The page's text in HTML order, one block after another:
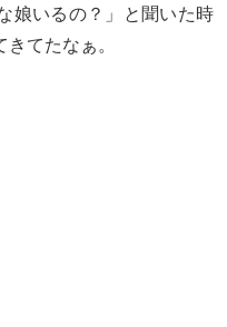
娘いるの？」と聞いた時
てたなぁ。